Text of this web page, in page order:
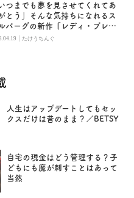
いつまでも夢を見させてくれてあ
とう」そんな気持ちになれるス
バーグの新作『レディ・プレイ
1』 | たけうちんぐ
人生はアップデートしてもセッ
クスだけは昔のまま？／BETSY
自宅の現金はどう管理する？子
どもにも魔が刺すことはあって
当然